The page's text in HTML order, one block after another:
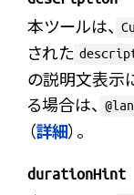
本ツールは、
された
の説明文表示
る場合は、
（詳細）。
durationHint